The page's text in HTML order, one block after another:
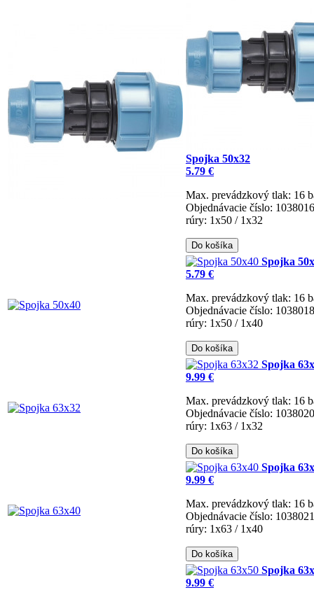
Spojka 50x32
5.79 €
Max. prevádzkový tlak: 16
Objednávacie číslo:
rúry: 1x50 / 1x32
Do košíka
Spojka
5.79 €
Max. prevádzkový tlak: 16
Objednávacie číslo:
rúry: 1x50 / 1x40
Do košíka
Spojka
9.99 €
Max. prevádzkový tlak: 16
Objednávacie číslo:
rúry: 1x63 / 1x32
Do košíka
Spojka
9.99 €
Max. prevádzkový tlak: 16
Objednávacie číslo:
rúry: 1x63 / 1x40
Do košíka
Spojka
9.99 €